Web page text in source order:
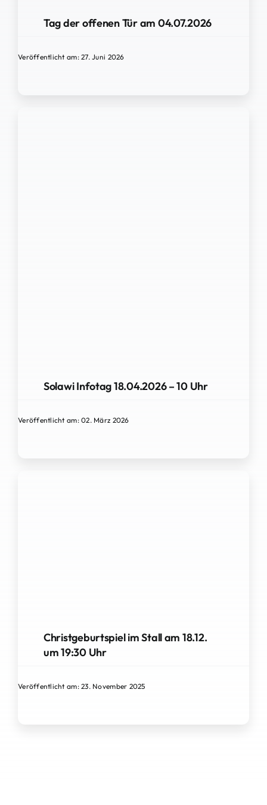
Tag der offenen Tür am 04.07.2026
Veröffentlicht am: 27. Juni 2026
Solawi Infotag 18.04.2026 – 10 Uhr
Veröffentlicht am: 02. März 2026
Christgeburtspiel im Stall am 18.12.
um 19:30 Uhr
Veröffentlicht am: 23. November 2025